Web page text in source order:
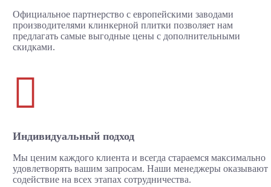
Официальное партнерство с европейскими заводами
производителями клинкерной плитки позволяет нам
предлагать самые выгодные цены с дополнительными
скидками.

Индивидуальный подход
Мы ценим каждого клиента и всегда стараемся максимально
удовлетворять вашим запросам. Наши менеджеры оказывают
содействие на всех этапах сотрудничества.